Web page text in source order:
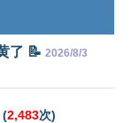
了 📝 2026/8/3
(2,483次)